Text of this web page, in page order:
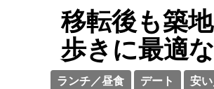
移転後も築
歩きに最適
ランチ／昼食 デート 安